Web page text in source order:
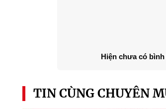
Hiện chưa có
TIN CÙNG CHUYÊN